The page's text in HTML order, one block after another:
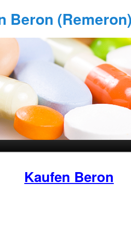
Beron
Kaufen Beron